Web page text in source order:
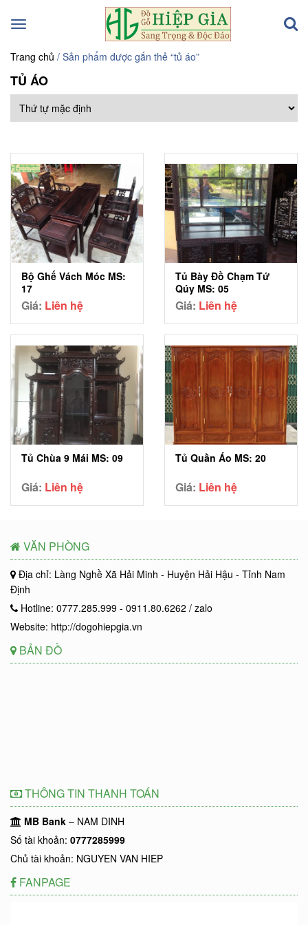
Toggle
Trang chủ / Sản phẩm được gắn thẻ “tủ áo”
TỦ ÁO
Bộ Ghế Vách Móc MS:
17
Giá: Liên hệ
Tủ Bày Đồ Chạm Tứ
Qúy MS: 05
Giá: Liên hệ
Tủ Chùa 9 Mái MS: 09
Giá: Liên hệ
Tủ Quần Áo MS: 20
Giá: Liên hệ
VĂN PHÒNG
Địa chỉ: Làng Nghề Xã Hải Minh - Huyện Hải Hậu - Tỉnh Nam
Định
Hotline: 0777.285.999 - 0911.80.6262 / zalo
Website: http://dogohiepgia.vn
BẢN ĐỒ
THÔNG TIN THANH TOÁN
MB Bank – NAM DINH
Số tài khoản: 0777285999
Chủ tài khoản: NGUYEN VAN HIEP
FANPAGE